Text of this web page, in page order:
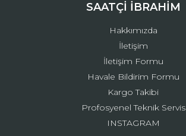
Ürün fiyatı diğer sitelerden daha pahalı.
Gönder
SAATÇİ İBRAHİM
Hakkımızda
İletişim
İletişim Formu
Havale Bildirim Formu
Kargo Takibi
Profosyenel Teknik Servis
INSTAGRAM